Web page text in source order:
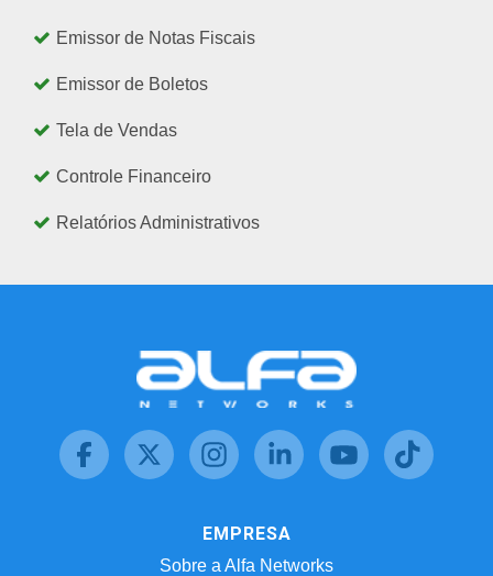
Emissor de Notas Fiscais
Emissor de Boletos
Tela de Vendas
Controle Financeiro
Relatórios Administrativos
EMPRESA
Sobre a Alfa Networks